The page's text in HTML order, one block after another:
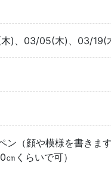
)、03/05(木)、03/19(
（顔や模様を書きま
くらいで可）